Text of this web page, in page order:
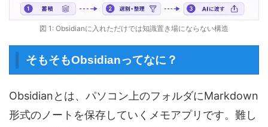
図 1: Obsidianに入れただけでは知識置き場にならない構造
そもそもObsidianってなに？
Obsidianとは、パソコン上のフォルダにMarkdown
形式のノートを保存していくメモアプリです。難し